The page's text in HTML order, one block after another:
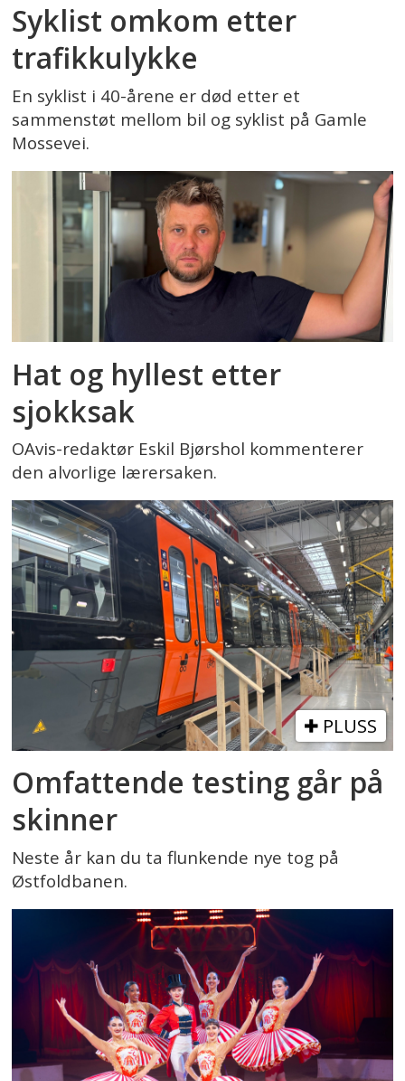
Syklist omkom etter
trafikkulykke
En syklist i 40-årene er død etter et
sammenstøt mellom bil og syklist på Gamle
Mossevei.
Hat og hyllest etter
sjokksak
OAvis-redaktør Eskil Bjørshol kommenterer
den alvorlige lærersaken.
PLUSS
Omfattende testing går på
skinner
Neste år kan du ta flunkende nye tog på
Østfoldbanen.